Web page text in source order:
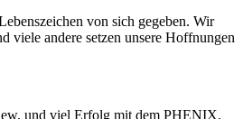
von sich gegeben. Wir
viele andere setzen unsere Hoffnungen
und viel Erfolg mit dem PHENIX.